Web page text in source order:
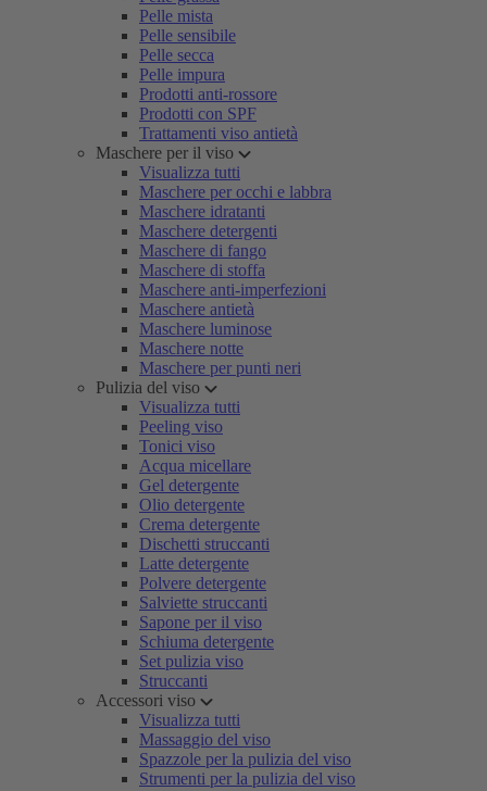
Pelle mista
Pelle sensibile
Pelle secca
Pelle impura
Prodotti anti-rossore
Prodotti con SPF
Trattamenti viso antietà
Maschere per il viso
Visualizza tutti
Maschere per occhi e labbra
Maschere idratanti
Maschere detergenti
Maschere di fango
Maschere di stoffa
Maschere anti-imperfezioni
Maschere antietà
Maschere luminose
Maschere notte
Maschere per punti neri
Pulizia del viso
Visualizza tutti
Peeling viso
Tonici viso
Acqua micellare
Gel detergente
Olio detergente
Crema detergente
Dischetti struccanti
Latte detergente
Polvere detergente
Salviette struccanti
Sapone per il viso
Schiuma detergente
Set pulizia viso
Struccanti
Accessori viso
Visualizza tutti
Massaggio del viso
Spazzole per la pulizia del viso
Strumenti per la pulizia del viso